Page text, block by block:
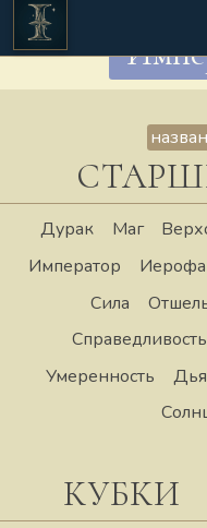
Дурак Маг
Император
Сила
Справедливость
Умеренность
КУБКИ